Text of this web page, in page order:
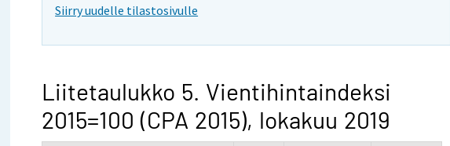
Siirry uudelle tilastosivulle
Liitetaulukko 5. Vientihintaindeksi
2015=100 (CPA 2015), lokakuu 2019